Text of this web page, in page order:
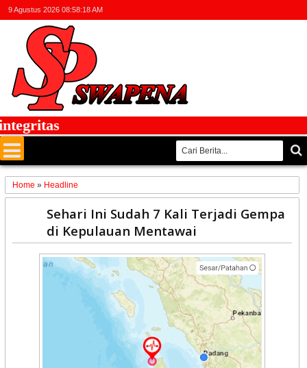
9 Agustus 2026 08:58:18 AM
Home » Headline
Sehari Ini Sudah 7 Kali Terjadi Gempa
di Kepulauan Mentawai